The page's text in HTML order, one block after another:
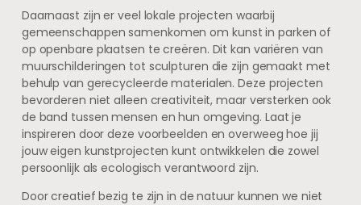
Daarnaast zijn er veel lokale projecten waarbij
gemeenschappen samenkomen om kunst in parken of
op openbare plaatsen te creëren. Dit kan variëren van
muurschilderingen tot sculpturen die zijn gemaakt met
behulp van gerecycleerde materialen. Deze projecten
bevorderen niet alleen creativiteit, maar versterken ook
de band tussen mensen en hun omgeving. Laat je
inspireren door deze voorbeelden en overweeg hoe jij
jouw eigen kunstprojecten kunt ontwikkelen die zowel
persoonlijk als ecologisch verantwoord zijn.
Door creatief bezig te zijn in de natuur kunnen we niet